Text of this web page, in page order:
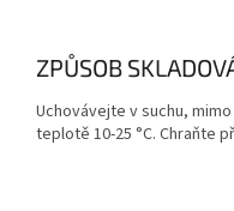
ZPŮSOB
Uchovávejte v suchu,
teplotě 10-25 °C. Chraňte